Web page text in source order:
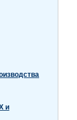
и